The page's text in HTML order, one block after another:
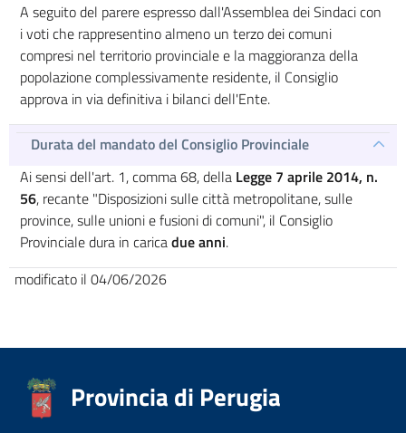
A seguito del parere espresso dall'Assemblea dei Sindaci con
i voti che rappresentino almeno un terzo dei comuni
compresi nel territorio provinciale e la maggioranza della
popolazione complessivamente residente, il Consiglio
approva in via definitiva i bilanci dell'Ente.
Durata del mandato del Consiglio Provinciale
Ai sensi dell'art. 1, comma 68, della Legge 7 aprile 2014, n.
56, recante "Disposizioni sulle città metropolitane, sulle
province, sulle unioni e fusioni di comuni", il Consiglio
Provinciale dura in caricadue anni.
modificato il 04/06/2026
Provincia di Perugia